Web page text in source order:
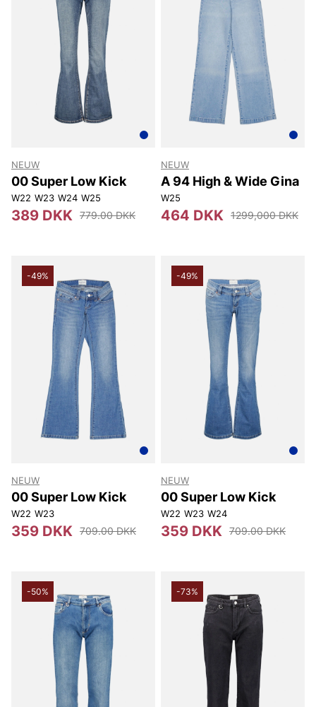
Björn Borg
Oscar Jacobson
NEUW
00 Super Low Kick
W22 W23 W24 W25
389 DKK 779.00 DKK
NEUW
A 94 High & Wide Gina
W25
464 DKK 1299,000 DKK
-49%
NEUW
00 Super Low Kick
W22 W23
359 DKK 709.00 DKK
-49%
NEUW
00 Super Low Kick
W22 W23 W24
359 DKK 709.00 DKK
-50% -73%